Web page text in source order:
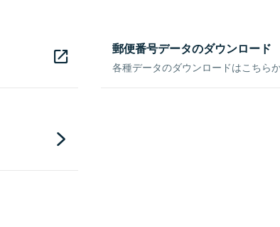
郵便番号データのダウンロード
各種データのダウンロードはこちら